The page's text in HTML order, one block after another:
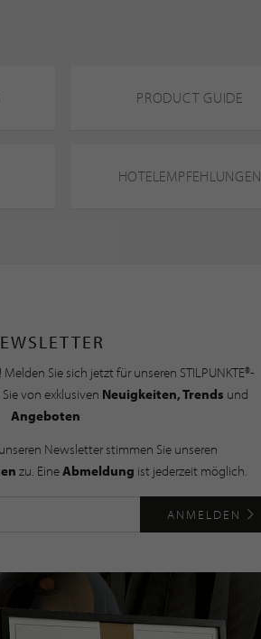
PRODUCT GUIDE
HOTELEMPFEHLUNGEN
Melden Sie sich jetzt für unseren STILPUNKTE®-
von exklusiven Neuigkeiten, Trends und
Angeboten
Newsletter stimmen Sie unseren
zu. EineAbmeldung ist jederzeit möglich.
ANMELDEN